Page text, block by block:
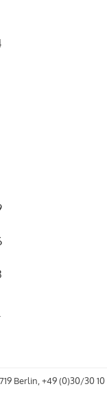
Berlin, +49 (0)30/30